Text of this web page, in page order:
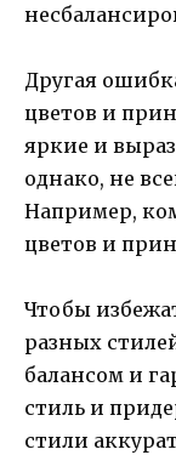
Другая
цветов и
яркие и
однако, не
Например,
цветов и
Чтобы
разных
балансом и
стиль и
стили